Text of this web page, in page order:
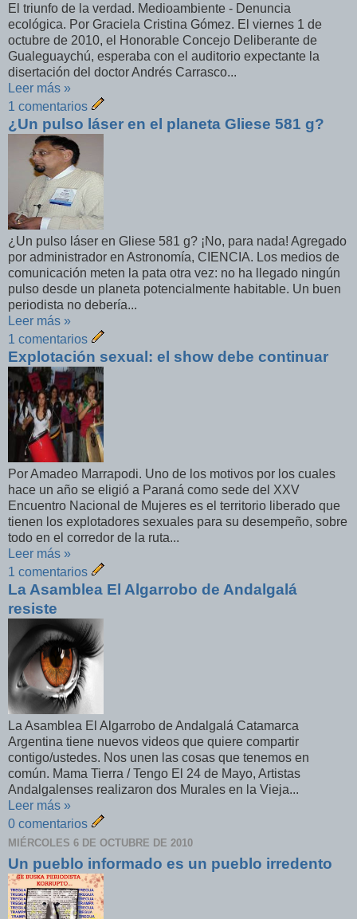
El triunfo de la verdad. Medioambiente - Denuncia
ecológica. Por Graciela Cristina Gómez. El viernes 1 de
octubre de 2010, el Honorable Concejo Deliberante de
Gualeguaychú, esperaba con el auditorio expectante la
disertación del doctor Andrés Carrasco...
Leer más »
1 comentarios
¿Un pulso láser en el planeta Gliese 581 g?
¿Un pulso láser en Gliese 581 g? ¡No, para nada! Agregado
por administrador en Astronomía, CIENCIA. Los medios de
comunicación meten la pata otra vez: no ha llegado ningún
pulso desde un planeta potencialmente habitable. Un buen
periodista no debería...
Leer más »
1 comentarios
Explotación sexual: el show debe continuar
Por Amadeo Marrapodi. Uno de los motivos por los cuales
hace un año se eligió a Paraná como sede del XXV
Encuentro Nacional de Mujeres es el territorio liberado que
tienen los explotadores sexuales para su desempeño, sobre
todo en el corredor de la ruta...
Leer más »
1 comentarios
La Asamblea El Algarrobo de Andalgalá
resiste
La Asamblea El Algarrobo de Andalgalá Catamarca
Argentina tiene nuevos videos que quiere compartir
contigo/ustedes. Nos unen las cosas que tenemos en
común. Mama Tierra / Tengo El 24 de Mayo, Artistas
Andalgalenses realizaron dos Murales en la Vieja...
Leer más »
0 comentarios
MIÉRCOLES 6 DE OCTUBRE DE 2010
Un pueblo informado es un pueblo irredento